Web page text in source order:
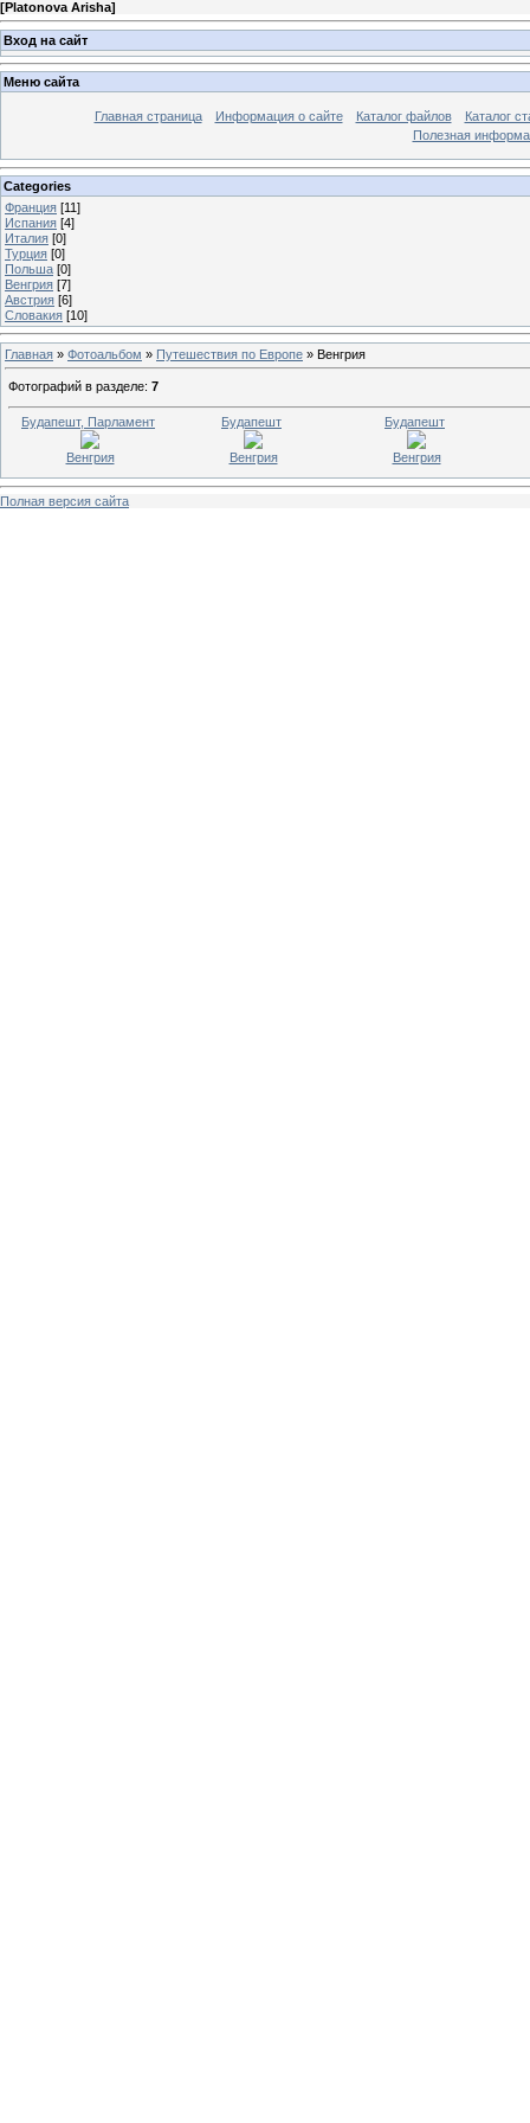
[Platonova Arisha]
Вход на сайт
Меню сайта
Главная страница Информация о сайте Каталог файлов
Каталог
Полезная
Categories
Франция [11]
Испания [4]
Италия [0]
Турция [0]
Польша [0]
Венгрия [7]
Австрия [6]
Словакия [10]
Главная » Фотоальбом » Путешествия по Европе » Венгрия
Фотографий в разделе: 7
Будапешт, Парламент
Венгрия
Будапешт
Венгрия
Будапешт
Венгрия
Полная версия сайта